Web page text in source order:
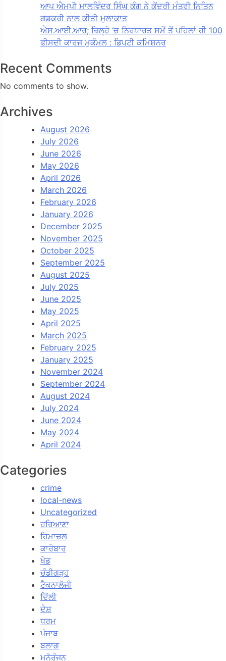
ਆਪ ਐਮਪੀ ਮਾਲਵਿੰਦਰ ਸਿੰਘ ਕੰਗ ਨੇ ਕੇਂਦਰੀ ਮੰਤਰੀ ਨਿਤਿਨ
ਗਡਕਰੀ ਨਾਲ ਕੀਤੀ ਮੁਲਾਕਾਤ
ਐਸ.ਆਈ.ਆਰ; ਜ਼ਿਲ੍ਹੇ ‘ਚ ਨਿਰਧਾਰਤ ਸਮੇਂ ਤੋਂ ਪਹਿਲਾਂ ਹੀ 100
ਫੀਸਦੀ ਕਾਰਜ ਮੁਕੰਮਲ : ਡਿਪਟੀ ਕਮਿਸ਼ਨਰ
Recent Comments
No comments to show.
Archives
August 2026
July 2026
June 2026
May 2026
April 2026
March 2026
February 2026
January 2026
December 2025
November 2025
October 2025
September 2025
August 2025
July 2025
June 2025
May 2025
April 2025
March 2025
February 2025
January 2025
November 2024
September 2024
August 2024
July 2024
June 2024
May 2024
April 2024
Categories
crime
local-news
Uncategorized
ਹਰਿਆਣਾ
ਹਿਮਾਚਲ
ਕਾਰੋਬਾਰ
ਖੇਡ
ਚੰਡੀਗੜ੍ਹ
ਟੈਕਨਾਲੋਜੀ
ਦਿੱਲੀ
ਦੇਸ਼
ਧਰਮ
ਪੰਜਾਬ
ਬਲਾਗ
ਮਨੋਰੰਜਨ